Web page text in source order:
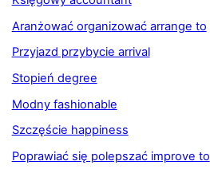
Aranżować organizować arrange to
Przyjazd przybycie arrival
Stopień degree
Modny fashionable
Szczęście happiness
Poprawiać się polepszać improve to